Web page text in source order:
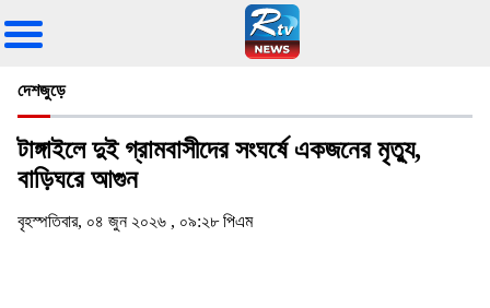
দেশজুড়ে
টাঙ্গাইলে দুই গ্রামবাসীদের সংঘর্ষে একজনের মৃত্যু,
বাড়িঘরে আগুন
বৃহস্পতিবার, ০৪ জুন ২০২৬ , ০৯:২৮ পিএম